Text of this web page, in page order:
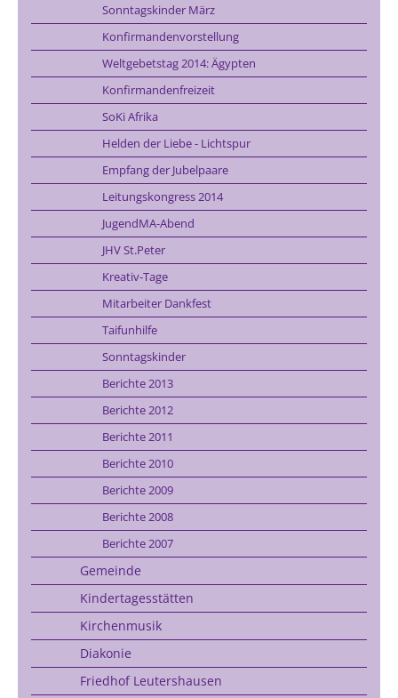
Sonntagskinder März
Konfirmandenvorstellung
Weltgebetstag 2014: Ägypten
Konfirmandenfreizeit
SoKi Afrika
Helden der Liebe - Lichtspur
Empfang der Jubelpaare
Leitungskongress 2014
JugendMA-Abend
JHV St.Peter
Kreativ-Tage
Mitarbeiter Dankfest
Taifunhilfe
Sonntagskinder
Berichte 2013
Berichte 2012
Berichte 2011
Berichte 2010
Berichte 2009
Berichte 2008
Berichte 2007
Gemeinde
Kindertagesstätten
Kirchenmusik
Diakonie
Friedhof Leutershausen